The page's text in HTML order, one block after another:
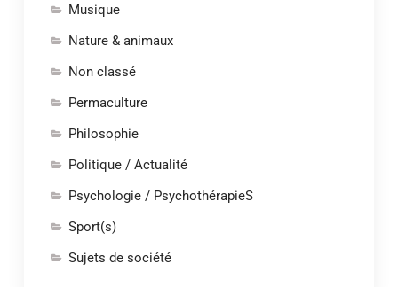
Musique
Nature & animaux
Non classé
Permaculture
Philosophie
Politique / Actualité
Psychologie / PsychothérapieS
Sport(s)
Sujets de société